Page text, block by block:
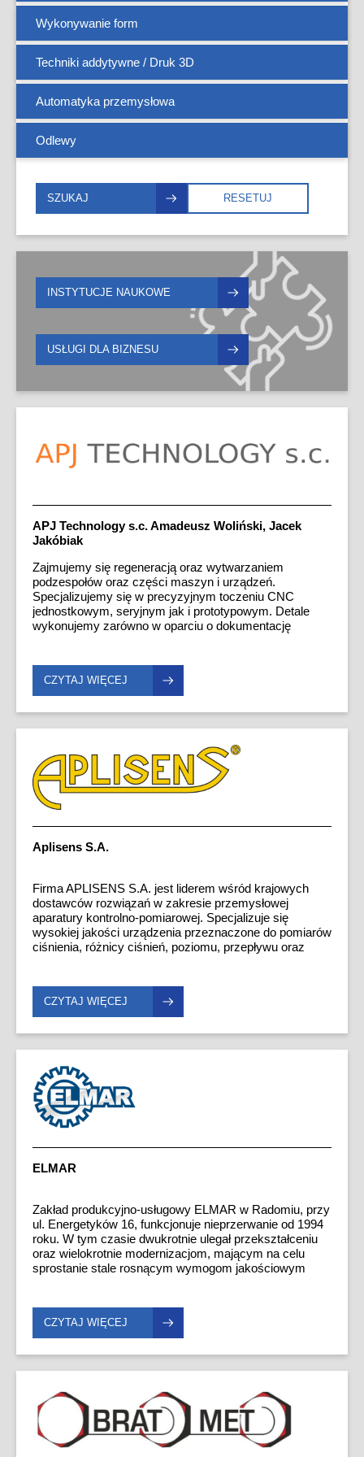
Automatyka przemysłowa
Wyoblanie
Zaginanie
Odlewy
Elektropolerowanie
Malowanie na mokro
Malowanie proszkowe
Niklowanie
Pasywacja
Spawanie MIG
Spawanie MMA
Spawanie TIG
Zgrzewanie
Techniki addytywne / Druk 3D
Wykonywanie form
SZUKAJ RESETUJ
INSTYTUCJE NAUKOWE
USŁUGI DLA BIZNESU
APJ Technology s.c. Amadeusz Woliński, Jacek
Jakóbiak
Zajmujemy się regeneracją oraz wytwarzaniem
podzespołów oraz części maszyn i urządzeń.
Specjalizujemy się w precyzyjnym toczeniu CNC
jednostkowym, seryjnym jak i prototypowym. Detale
wykonujemy zarówno w oparciu o dokumentację
klientem wykonujemy dokumentację techniczną.
Realizujemy zlecenia od prototypowych do seryjnych.
Do każdej realizacji podchodzimy indywidualnie,
starając się sprostać oczekiwaniom klientów od
momentu otrzymania zapytania, aż po wysyłkę
gotowego towaru. Wykonywane przez nas produkty
znajdują zastosowanie w licznych gałęziach przemysłu:
maszynowego, motoryzacyjnego, budowlanego,
spożywczego, przetwórstwa rolnego.
CZYTAJ WIĘCEJ
Aplisens S.A.
Firma APLISENS S.A. jest liderem wśród krajowych
dostawców rozwiązań w zakresie przemysłowej
aparatury kontrolno-pomiarowej. Specjalizuje się
wysokiej jakości urządzenia przeznaczone do pomiarów
ciśnienia, różnicy ciśnień, poziomu, przepływu oraz
pomiarowej do przemysłu takiego jak: Przemysł Energia
Górnictwo; Przemysł Chemiczny; Przemysł Wydobycie
ropy i gazu; Przemysł Rafineria i Petrochemia;
Przemysł spożywczy; Przemysł farmaceutyczny oaz
rozwiązań wodno-ściekowe itp.
CZYTAJ WIĘCEJ
ELMAR
Zakład produkcyjno-usługowy ELMAR w Radomiu, przy
ul. Energetyków 16, funkcjonuje nieprzerwanie od 1994
roku. W tym czasie dwukrotnie ulegał przekształceniu
oraz wielokrotnie modernizacjom, mającym na celu
sprostanie stale rosnącym wymogom jakościowym
podnoszenie kwalifikacji kadry pracowniczej
zaowocowały sytuacją, w której ELMAR stał się
cenionym partnerem. Obecnie możemy poszczycić się
ugruntowaną pozycją na lokalnym rynku branżowym
oraz opinią firmy solidnej i wiarygodnej. Głównym
wszechstronna obróbka metali w zakresie
wykonawstwa i regeneracji części zamiennych,
podzespołów maszyn i urządzeń (w tym spawanych)
dla różnych branż przemysłu. Wykonujemy również
CZYTAJ WIĘCEJ